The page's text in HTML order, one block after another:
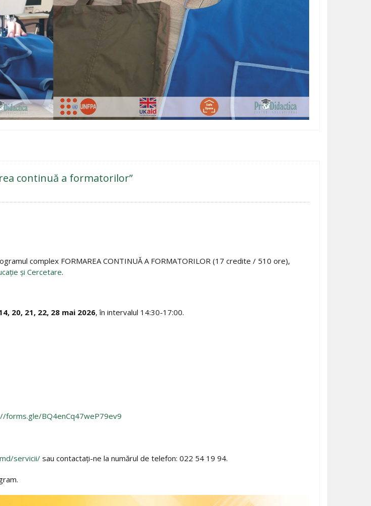
continuă a formatorilor”
complex FORMAREA CONTINUĂ A FORMATORILOR (17 credite / 510 ore),
și Cercetare.
20, 21, 22, 28 mai 2026, în intervalul 14:30-17:00.
forms.gle/BQ4enCq47weP79ev9
servicii/ sau contactați-ne la numărul de telefon: 022 54 19 94.